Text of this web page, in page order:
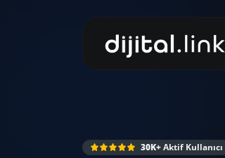
30K+Aktif Kullanıcı